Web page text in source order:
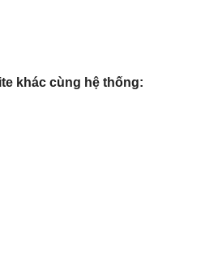
khác cùng hệ thống: